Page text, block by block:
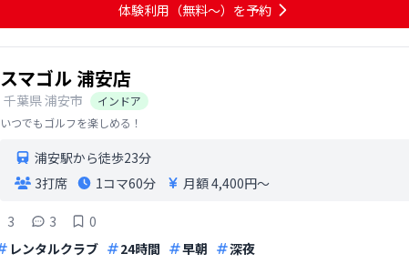
体験利用（無料〜）を予約
スマゴル 浦安店
千葉県浦安市
インドア
いつでもゴルフを楽しめる！
浦安駅から徒歩23分
3打席
1コマ60分 月額 4,400円〜
3 3
0
レンタルクラブ 24時間 早朝 深夜